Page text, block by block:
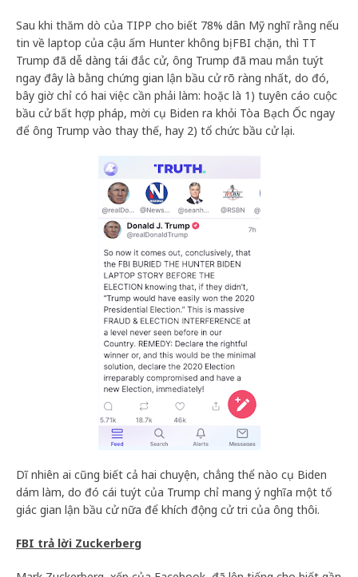
Sau khi thăm dò của TIPP cho biết 78% dân Mỹ nghĩ rằng nếu
tin về laptop của cậu ấm Hunter không bị FBI chặn, thì TT
Trump đã dễ dàng tái đắc cử, ông Trump đã mau mắn tuýt
ngay đây là bằng chứng gian lận bầu cử rõ ràng nhất, do đó,
bây giờ chỉ có hai việc cần phải làm: hoặc là 1) tuyên cáo cuộc
bầu cử bất hợp pháp, mời cụ Biden ra khỏi Tòa Bạch Ốc ngay
để ông Trump vào thay thế, hay 2) tổ chức bầu cử lại.
Dĩ nhiên ai cũng biết cả hai chuyện, chẳng thể nào cụ Biden
dám làm, do đó cái tuýt của Trump chỉ mang ý nghĩa một tố
giác gian lận bầu cử nữa để khích động cử tri của ông thôi.
FBI trả lời Zuckerberg